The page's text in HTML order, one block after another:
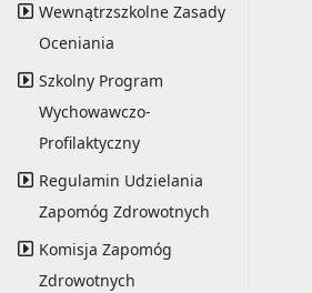
Wewnątrzszkolne Zasady
Oceniania
Szkolny Program
Wychowawczo-
Profilaktyczny
Regulamin Udzielania
Zapomóg Zdrowotnych
Komisja Zapomóg
Zdrowotnych